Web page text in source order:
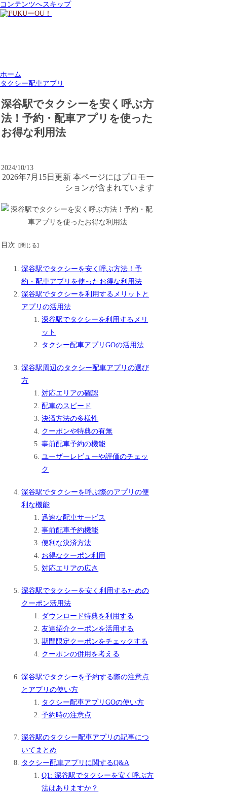
コンテンツへスキップ
ホーム
タクシー配車アプリ
深谷駅でタクシーを安く呼ぶ方
法！予約・配車アプリを使った
お得な利用法
2024/10/13
2026年7月15日更新 本ページにはプロモー
ションが含まれています
目次
深谷駅でタクシーを安く呼ぶ方法！予
約・配車アプリを使ったお得な利用法
深谷駅でタクシーを利用するメリットと
アプリの活用法
深谷駅でタクシーを利用するメリ
ット
タクシー配車アプリGOの活用法
深谷駅周辺のタクシー配車アプリの選び
方
対応エリアの確認
配車のスピード
決済方法の多様性
クーポンや特典の有無
事前配車予約の機能
ユーザーレビューや評価のチェッ
ク
深谷駅でタクシーを呼ぶ際のアプリの便
利な機能
迅速な配車サービス
事前配車予約機能
便利な決済方法
お得なクーポン利用
対応エリアの広さ
深谷駅でタクシーを安く利用するための
クーポン活用法
ダウンロード特典を利用する
友達紹介クーポンを活用する
期間限定クーポンをチェックする
クーポンの併用を考える
深谷駅でタクシーを予約する際の注意点
とアプリの使い方
タクシー配車アプリGOの使い方
予約時の注意点
深谷駅のタクシー配車アプリの記事につ
いてまとめ
タクシー配車アプリに関するQ&A
Q1: 深谷駅でタクシーを安く呼ぶ方
法はありますか？